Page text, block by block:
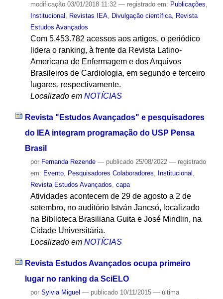
modificação03/01/2018 11:32 — registrado em: Publicações,
Institucional , Revistas IEA, Divulgação científica, Revista
Estudos Avançados
Com 5.453.782 acessos aos artigos, o periódico
lidera o ranking, à frente da Revista Latino-
Americana de Enfermagem e dos Arquivos
Brasileiros de Cardiologia, em segundo e terceiro
lugares, respectivamente.
Localizado em NOTÍCIAS
Revista "Estudos Avançados" e pesquisadores
do IEA integram programação do USP Pensa
Brasil
por Fernanda Rezende — publicado25/08/2022 — registrado
em: Evento, Pesquisadores Colaboradores, Institucional ,
Revista Estudos Avançados, capa
Atividades acontecem de 29 de agosto a 2 de
setembro, no auditório István Jancsó, localizado
na Biblioteca Brasiliana Guita e José Mindlin, na
Cidade Universitária.
Localizado em NOTÍCIAS
Revista Estudos Avançados ocupa primeiro
lugar no ranking da SciELO
por Sylvia Miguel — publicado10/11/2015 — última